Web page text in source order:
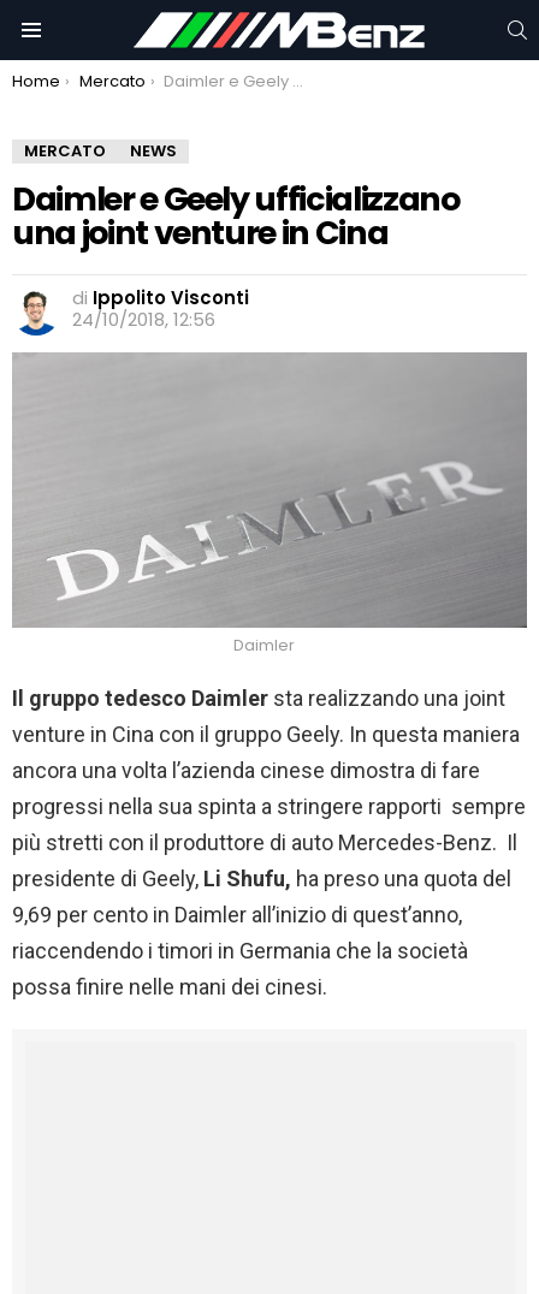
You are here:
Home Mercato Daimler e Geely ufficializzano una joint venture in Cina
MERCATO NEWS
Daimler e Geely ufficializzano
una joint venture in Cina
di Ippolito Visconti
24/10/2018, 12:56
Daimler
Il gruppo tedesco Daimler sta realizzando una joint
venture in Cina con il gruppo Geely. In questa maniera
ancora una volta l’azienda cinese dimostra di fare
progressi nella sua spinta a stringere rapporti sempre
più stretti con il produttore di auto Mercedes-Benz. Il
presidente di Geely, Li Shufu, ha preso una quota del
9,69 per cento in Daimler all’inizio di quest’anno,
riaccendendo i timori in Germania che la società
possa finire nelle mani dei cinesi.